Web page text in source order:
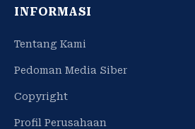
INFORMASI
Tentang Kami
Pedoman Media Siber
Copyright
Profil Perusahaan